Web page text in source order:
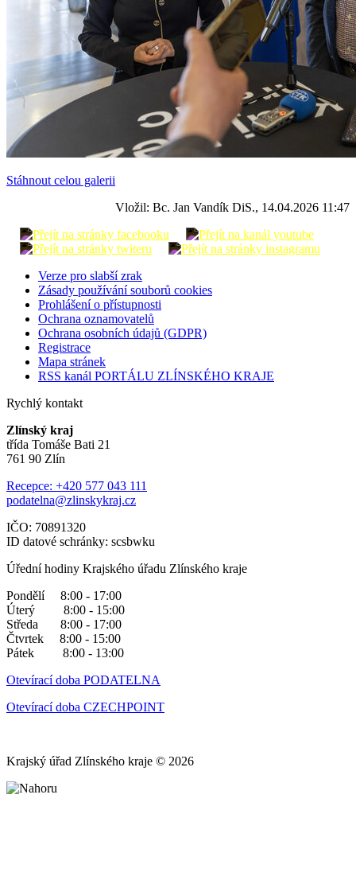
Stáhnout celou galerii
Vložil: Bc. Jan Vandík DiS., 14.04.2026 11:47
Verze pro slabší zrak
Zásady používání souborů cookies
Prohlášení o přístupnosti
Ochrana oznamovatelů
Ochrana osobních údajů (GDPR)
Registrace
Mapa stránek
RSS kanál PORTÁLU ZLÍNSKÉHO KRAJE
Rychlý kontakt
Zlínský kraj
třída Tomáše Bati 21
761 90 Zlín
Recepce: +420 577 043 111
podatelna@zlinskykraj.cz
IČO: 70891320
ID datové schránky: scsbwku
Úřední hodiny Krajského úřadu Zlínského kraje
Pondělí 8:00 - 17:00
Úterý 8:00 - 15:00
Středa 8:00 - 17:00
Čtvrtek 8:00 - 15:00
Pátek 8:00 - 13:00
Otevírací doba PODATELNA
Otevírací doba CZECHPOINT
Krajský úřad Zlínského kraje © 2026